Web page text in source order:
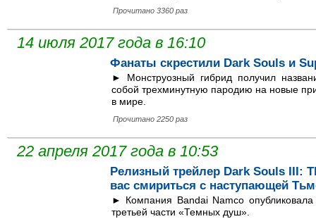
Прочитано 3360 раз
14 июля 2017 года в 16:10
Фанаты скрестили Dark Souls и
► Монструозный гибрид получил
собой трехминутную пародию на новые
в мире.
Прочитано 2250 раз
22 апреля 2017 года в 10:53
Релизный трейлер Dark Souls III:
вас смириться с наступающей
► Компания Bandai Namco
третьей части «Темных душ».